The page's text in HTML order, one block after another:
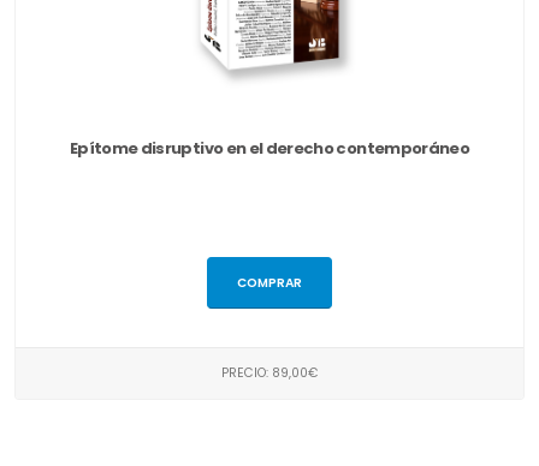
Epítome disruptivo en el derecho contemporáneo
COMPRAR
PRECIO: 89,00€